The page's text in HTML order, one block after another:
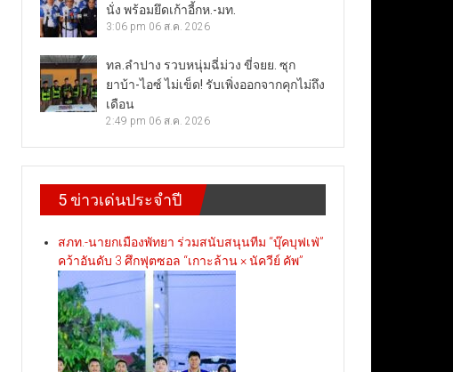
นั่ง พร้อมยึดเก้าอี้กห.-มท.
3:06 pm 06 ส.ค. 2026
ทล.ลำปาง รวบหนุ่มฉี่ม่วง ขี่จยย. ซุก
ยาบ้า-ไอซ์ ไม่เข็ด! รับเพิ่งออกจากคุกไม่ถึง
เดือน
2:49 pm 06 ส.ค. 2026
5 ข่าวเด่นประจำปี
สภท.-นายกเมืองพัทยา ร่วมสนับสนุนทีม “บุ๊คบุฟเฟ่”
คว้าอันดับ 3 ศึกฟุตซอล “เกาะล้าน × นัควีย์ คัพ”